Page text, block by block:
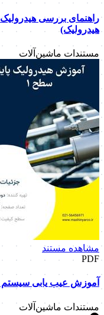
راهنمای بررسی
هیدرولیک)
مستندات ماشین‌آلات
مشاهده مستند
PDF
آموزش عیب یابی سیستم
مستندات ماشین‌آلات